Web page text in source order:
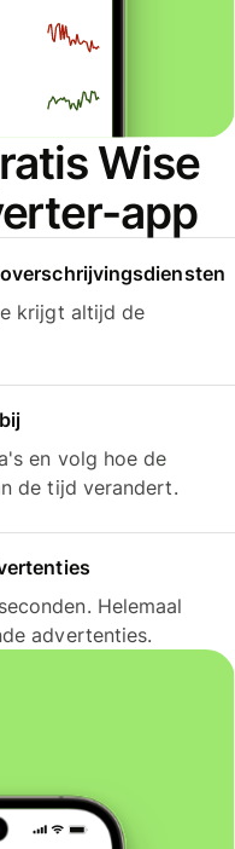
Wise
app
krijgt altijd de
en volg hoe de
de tijd verandert.
Helemaal
advertenties.